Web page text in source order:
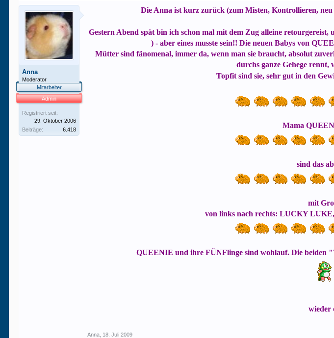
Anna
Moderator
Mitarbeiter
Admin
Registriert seit:
29. Oktober 2006
Beiträge:
6.418
Die Anna ist kurz zurück (zum Misten, Kontrollieren,
Gestern Abend spät bin ich schon mal mit dem Zug alleine
) - aber eines musste sein!! Die neuen Babys von
Mütter sind fänomenal, immer da, wenn man sie braucht, absolut
durchs ganze Gehege
Topfit sind sie, sehr gut in den
Mama
sind das
mit
von links nach rechts: LUCKY
QUEENIE und ihre FÜNFlinge sind wohlauf. Die
wieder
Anna 18. Juli 2009